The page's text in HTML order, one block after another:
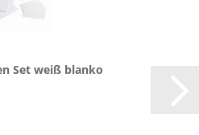
Set weiß blan­ko